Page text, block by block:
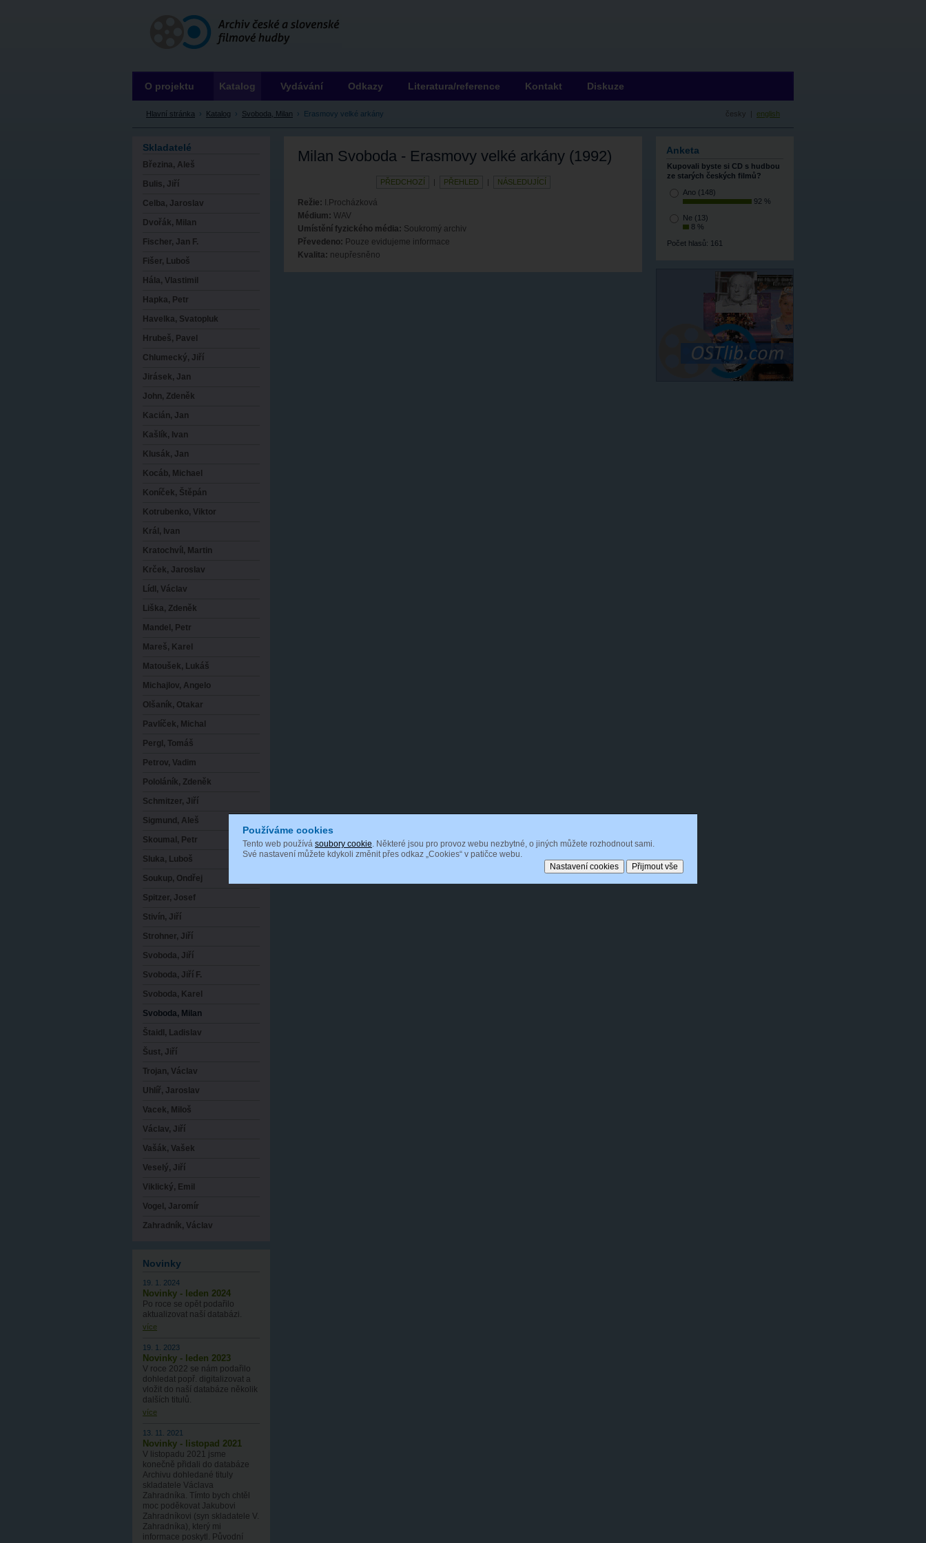
Archiv ČSFH
česky | english
Milan Svoboda - Erasmovy velké arkány (1992)
PŘEDCHOZÍ PŘEHLED NÁSLEDUJÍCÍ
Režie: I.Procházková
Médium: WAV
Umístění fyzického média: Soukromý archiv
Převedeno: Pouze evidujeme informace
Kvalita: neupřesněno
Hlavní stránka › Katalog › Svoboda, Milan › Erasmovy velké arkány
O projektu Katalog Vydávání Odkazy Literatura/reference Kontakt Diskuze
Skladatelé
Březina, Aleš
Bulis, Jiří
Celba, Jaroslav
Dvořák, Milan
Fischer, Jan F.
Fišer, Luboš
Hála, Vlastimil
Hapka, Petr
Havelka, Svatopluk
Hrubeš, Pavel
Chlumecký, Jiří
Jirásek, Jan
John, Zdeněk
Kacián, Jan
Kašlík, Ivan
Klusák, Jan
Kocáb, Michael
Koníček, Štěpán
Kotrubenko, Viktor
Král, Ivan
Kratochvíl, Martin
Krček, Jaroslav
Lídl, Václav
Liška, Zdeněk
Mandel, Petr
Mareš, Karel
Matoušek, Lukáš
Michajlov, Angelo
Olšaník, Otakar
Pavlíček, Michal
Pergl, Tomáš
Petrov, Vadim
Pololáník, Zdeněk
Schmitzer, Jiří
Sigmund, Aleš
Skoumal, Petr
Sluka, Luboš
Soukup, Ondřej
Spitzer, Josef
Stivín, Jiří
Strohner, Jiří
Svoboda, Jiří
Svoboda, Jiří F.
Svoboda, Karel
Svoboda, Milan
Štaidl, Ladislav
Šust, Jiří
Trojan, Václav
Uhlíř, Jaroslav
Vacek, Miloš
Václav, Jiří
Vašák, Vašek
Veselý, Jiří
Viklický, Emil
Vogel, Jaromír
Zahradník, Václav
Novinky
19. 1. 2024
Novinky - leden 2024
Po roce se opět podařilo
aktualizovat naší databázi.
více
19. 1. 2023
Novinky - leden 2023
V roce 2022 se nám podařilo
dohledat popř. digitalizovat a
vložit do naší databáze několik
dalších titulů.
více
13. 11. 2021
Novinky - listopad 2021
V listopadu 2021 jsme
konečně přidali do databáze
Archivu dohledané tituly
skladatele Václava
Zahradníka. Tímto bych chtěl
moc poděkovat Jakubovi
Zahradníkovi (syn skladatele V.
Zahradníka), který mi
informace poskytl. Původní
Anketa
Kupovali byste si CD s hudbou
ze starých českých filmů?
Ano (148)
92 %
Ne (13)
8 %
Počet hlasů: 161
Používáme cookies
Tento web používá soubory cookie. Některé jsou pro provoz webu nezbytné, o jiných můžete rozhodnout sami.
Své nastavení můžete kdykoli změnit přes odkaz „Cookies“ v patičce webu.